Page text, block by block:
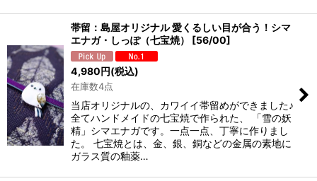
帯留：島屋オリジナル 愛くるしい目が合う！シマ
エナガ・しっぽ（七宝焼）
[56/00]
4,980円(税込)
在庫数4点
当店オリジナルの、カワイイ帯留めができました♪
全てハンドメイドの七宝焼で作られた、 「雪の妖
精」シマエナガです。一点一点、丁寧に作りまし
た。 七宝焼とは、金、銀、銅などの金属の素地に
ガラス質の釉薬…